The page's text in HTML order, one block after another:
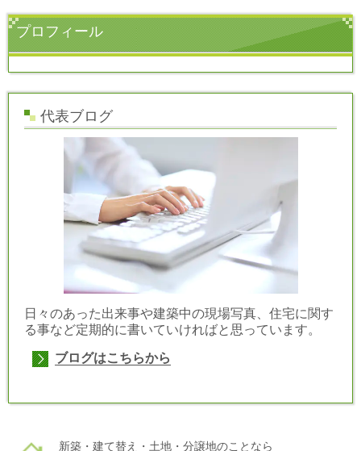
プロフィール
代表ブログ
日々のあった出来事や建築中の現場写真、住宅に関す
る事など定期的に書いていければと思っています。
ブログはこちらから
新築・建て替え・土地・分譲地のことなら